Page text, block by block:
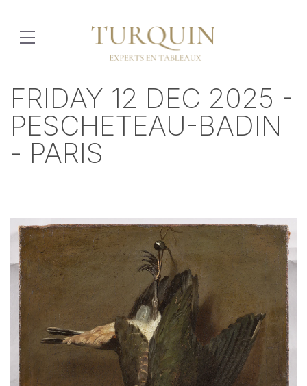
FRIDAY 12 DEC 2025 -
PESCHETEAU-BADIN
- PARIS